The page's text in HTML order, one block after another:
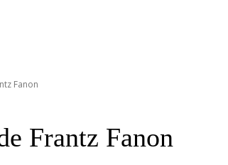
Fanon
Frantz Fanon